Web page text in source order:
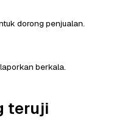
dorong penjualan.
berkala.
teruji